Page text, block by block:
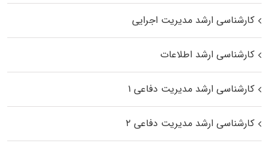
کارشناسی ارشد مدیریت اجرایی
کارشناسی ارشد اطلاعات
کارشناسی ارشد مدیریت دفاعی ۱
کارشناسی ارشد مدیریت دفاعی ۲